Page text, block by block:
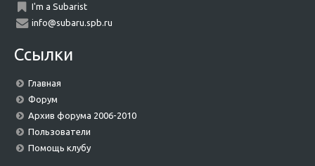
I'm a Subarist
info@subaru.spb.ru
Ссылки
Главная
Форум
Архив форума 2006-2010
Пользователи
Помощь клубу